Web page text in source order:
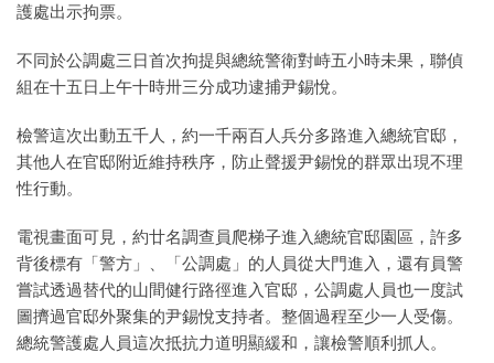
護處出示拘票。
不同於公調處三日首次拘提與總統警衛對峙五小時未果，聯偵
組在十五日上午十時卅三分成功逮捕尹錫悅。
檢警這次出動五千人，約一千兩百人兵分多路進入總統官邸，
其他人在官邸附近維持秩序，防止聲援尹錫悅的群眾出現不理
性行動。
電視畫面可見，約廿名調查員爬梯子進入總統官邸園區，許多
背後標有「警方」、「公調處」的人員從大門進入，還有員警
嘗試透過替代的山間健行路徑進入官邸，公調處人員也一度試
圖擠過官邸外聚集的尹錫悅支持者。整個過程至少一人受傷。
總統警護處人員這次抵抗力道明顯緩和，讓檢警順利抓人。